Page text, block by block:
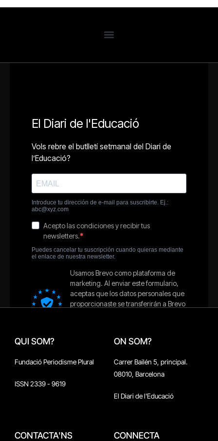
QUI SOM?
Fundació Periodisme Plural
ISSN 2339 - 9619
ON SOM?
Carrer Bailén 5, principal.
08010, Barcelona
El Diari de l'Educació
CONTACTA'NS CONNECTA